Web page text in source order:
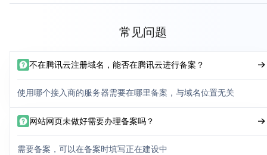
常见问题
不在腾讯云注册域名，能否在腾讯云进行备案？
使用哪个接入商的服务器需要在哪里备案，与域名位置无关
网站网页未做好需要办理备案吗？
需要备案，可以在备案时填写正在建设中